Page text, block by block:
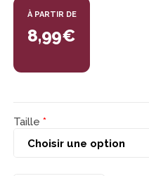
À PARTIR DE
8,99€
Taille